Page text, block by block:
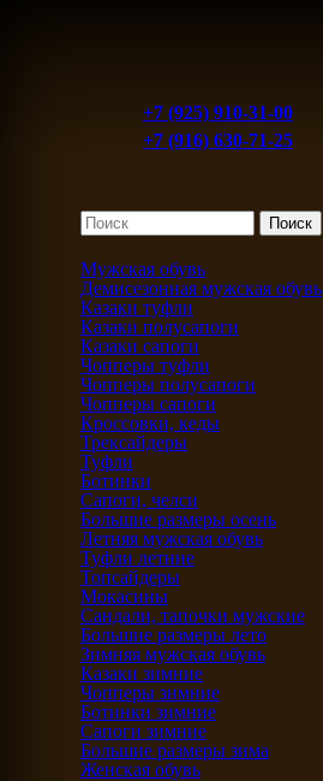
+7 (925) 910-31-00
+7 (916) 630-71-25
Мужская обувь
Демисезонная мужская обувь
Казаки туфли
Казаки полусапоги
Казаки сапоги
Чопперы туфли
Чопперы полусапоги
Чопперы сапоги
Кроссовки, кеды
Трексайдеры
Туфли
Ботинки
Сапоги, челси
Большие размеры осень
Летняя мужская обувь
Туфли летние
Топсайдеры
Мокасины
Сандали, тапочки мужские
Большие размеры лето
Зимняя мужская обувь
Казаки зимние
Чопперы зимние
Ботинки зимние
Сапоги зимние
Большие размеры зима
Женская обувь